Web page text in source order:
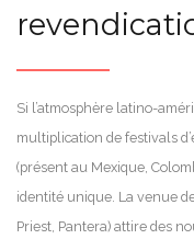
Si l’atmosphère latino-
multiplication de festivals
(présent au Mexique,
identité unique. La venue
Priest, Pantera) attire des